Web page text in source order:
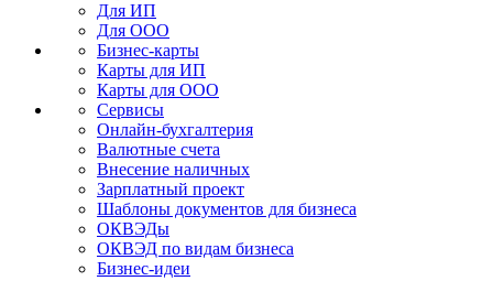
Для ИП
Для ООО
Бизнес-карты
Карты для ИП
Карты для ООО
Сервисы
Онлайн-бухгалтерия
Валютные счета
Внесение наличных
Зарплатный проект
Шаблоны документов для бизнеса
ОКВЭДы
ОКВЭД по видам бизнеса
Бизнес-идеи